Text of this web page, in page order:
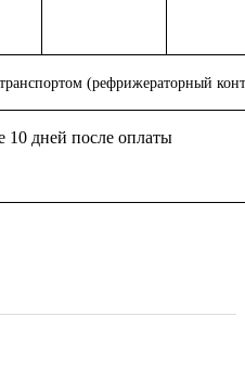
(рефрижераторный
10 дней после оплаты